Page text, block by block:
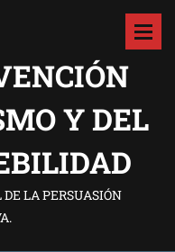
Y DEL
LA PERSUASIÓN